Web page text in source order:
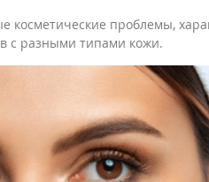
косметические проблемы,
с разными типами кожи.